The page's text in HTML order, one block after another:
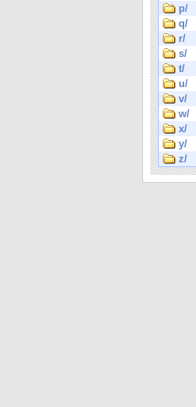
p/
q/
r/
s/
t/
u/
v/
w/
x/
y/
z/